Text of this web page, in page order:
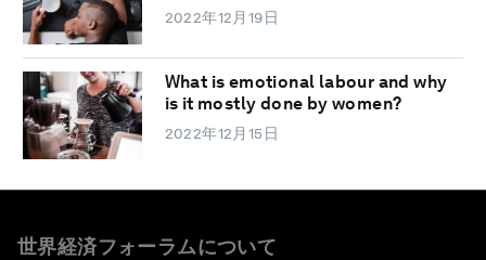
2022年12月19日
What is emotional labour and why
is it mostly done by women?
2022年12月15日
世界経済フォーラムについて